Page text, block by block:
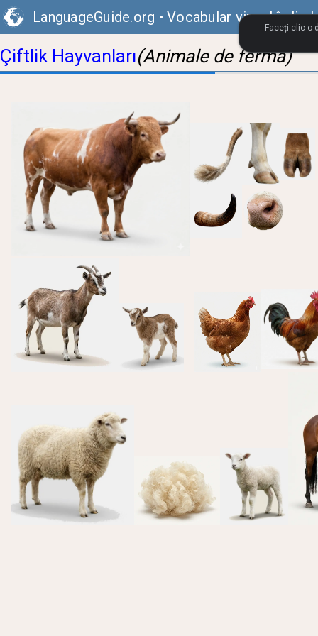
LanguageGuide.org • Vocabular vizual în
Çiftlik Hayvanları(Animale de fermă)
Faceți clic o